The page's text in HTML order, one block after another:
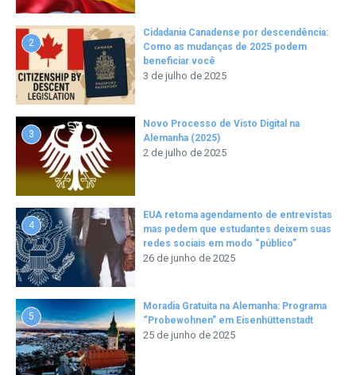
2
Cidadania Canadense por descendência:
Como as mudanças de 2025 podem
beneficiar você
3 de julho de 2025
3
Novo Processo de Visto Digital na
Alemanha (2025)
2 de julho de 2025
4
EUA retoma agendamento de entrevistas
mas pedem que estudantes deixem suas
redes sociais em modo “público”
26 de junho de 2025
5
Moradia Gratuita na Alemanha: Programa
“Probewohnen” em Eisenhüttenstadt
25 de junho de 2025